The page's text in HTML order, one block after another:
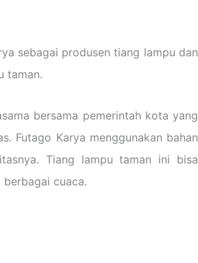
sebagai produsen tiang lampu dan
taman.
bersama pemerintah kota yang
Futago Karya menggunakan bahan
Tiang lampu taman ini bisa
cuaca.